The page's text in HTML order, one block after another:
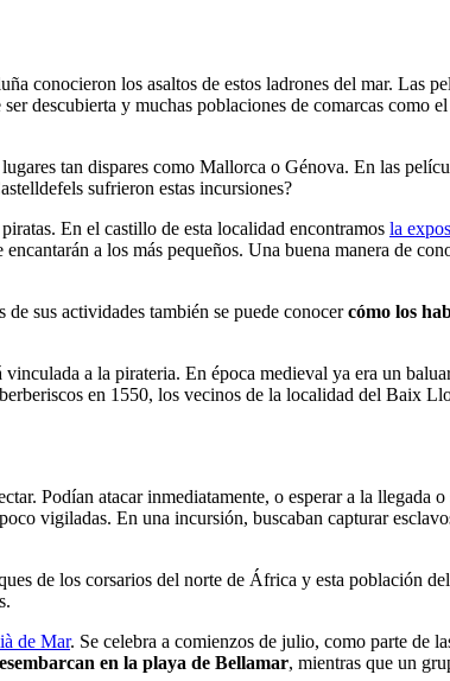
conocieron los asaltos de estos ladrones del mar. Las
descubierta y muchas poblaciones de comarcas como
tan dispares como Mallorca o Génova. En las
sufrieron estas incursiones?
En el castillo de esta localidad encontramos la
a los más pequeños. Una buena manera de
sus actividades también se puede conocercómo los
a la pirateria. En época medieval ya era un
en 1550, los vecinos de la localidad del Baix
Podían atacar inmediatamente, o esperar a la llegada
vigiladas. En una incursión, buscaban capturar
de los corsarios del norte de África y esta población
de Mar. Se celebra a comienzos de julio, como parte de
en la playa de Bellamar, mientras que un